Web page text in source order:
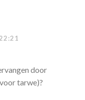
door
tarwe)?